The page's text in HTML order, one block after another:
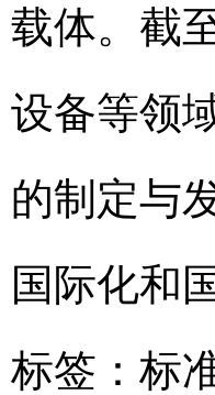
载体。截
设备等领
的制定与
国际化和
标签： 标